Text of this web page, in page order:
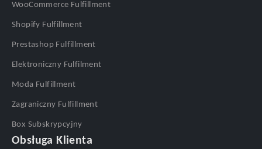
WooCommerce Fulfillment
Shopify Fulfillment
Prestashop Fulfillment
Elektroniczny Fulfilment
Moda Fulfillment
Zagraniczny Fulfillment
Box Subskrypcyjny
Obsługa Klienta